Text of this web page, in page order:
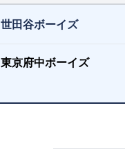
世田谷ボーイズ
東京府中ボーイズ